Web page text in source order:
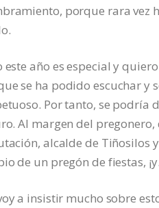
porque rara vez
este año es especial y
se ha podido escuchar y
Por tanto, se podría
Al margen del pregonero,
alcalde de Tiñosilos
de un pregón de fiestas,
a insistir mucho sobre